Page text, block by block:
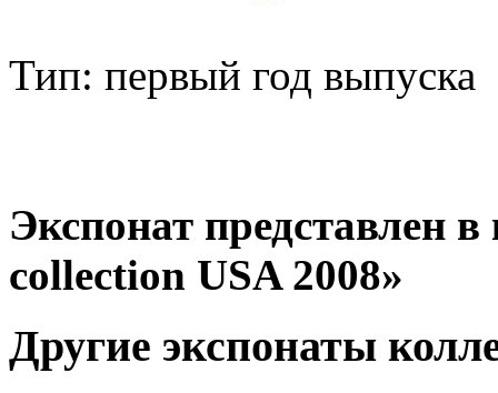
Тип: первый год выпуска
Экспонат представлен
collection USA 2008»
Другие экспонаты